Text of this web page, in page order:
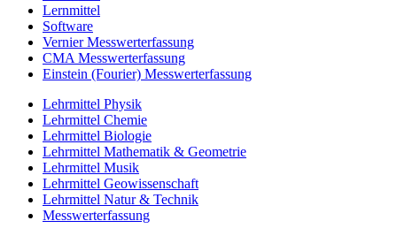
Lernmittel
Software
Vernier Messwerterfassung
CMA Messwerterfassung
Einstein (Fourier) Messwerterfassung
Lehrmittel Physik
Lehrmittel Chemie
Lehrmittel Biologie
Lehrmittel Mathematik & Geometrie
Lehrmittel Musik
Lehrmittel Geowissenschaft
Lehrmittel Natur & Technik
Messwerterfassung